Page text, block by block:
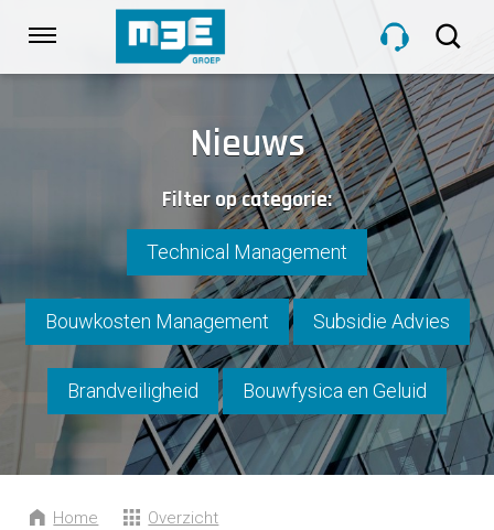
links
PROJECTEN
OVER M3E
NIEUWS
CONTACT
Nieuws
Filter op categorie:
Technical Management
Bouwkosten Management Subsidie Advies
Brandveiligheid Bouwfysica en Geluid
Home Overzicht